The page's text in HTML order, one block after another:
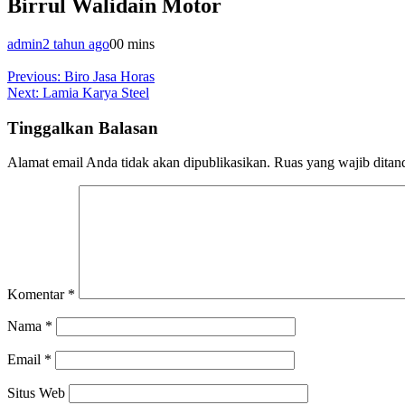
Birrul Walidain Motor
admin2 tahun ago00 mins
Navigasi
pos
Previous: Biro Jasa Horas
Next: Lamia Karya Steel
Tinggalkan Balasan
Alamat email Anda tidak akan dipublikasikan. Ruas yang wajib
Komentar *
Nama *
Email *
Situs Web